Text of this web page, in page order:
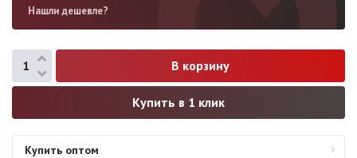
Нашли дешевле?
Купить в 1 клик
Купить оптом